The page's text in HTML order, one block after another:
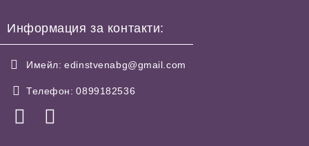
Информация за контакти:
Имейл: edinstvenabg@gmail.com
Телефон: 0899182536